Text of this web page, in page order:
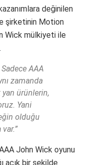
değinilen
şirketinin Motion
Wick mülkiyeti ile
.
AAA
zamanda
ürünlerin,
Yani
olduğu
John Wick oyunu
açık bir şekilde